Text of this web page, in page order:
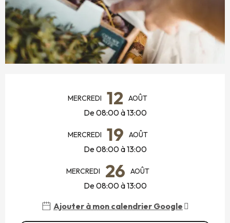
MERCREDI 12 AOÛT
De 08:00 à 13:00
MERCREDI 19 AOÛT
De 08:00 à 13:00
MERCREDI 26 AOÛT
De 08:00 à 13:00
Ajouter à mon calendrier Google